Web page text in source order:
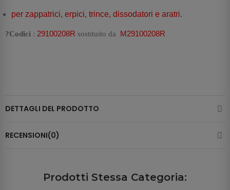
per zappatrici, erpici, trince, dissodatori e aratri.
?Codici : 29100208R sostituito da M29100208R
DETTAGLI DEL PRODOTTO
RECENSIONI(0)
Prodotti Stessa Categoria: